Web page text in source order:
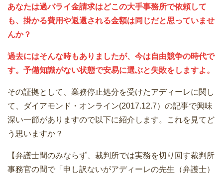
あなたは過バライ金請求はどこの大手事務所で依頼して
も、掛かる費用や返還される金額は同じだと思っていませ
んか？
過去にはそんな時もありましたが、今は自由競争の時代で
す。予備知識がない状態で安易に選ぶと失敗をしますよ。
その証拠として、業務停止処分を受けたアディーレに関し
て、ダイアモンド・オンライン(2017.12.7）の記事で興味
深い一節がありますので以下に紹介します。これを見てど
う思いますか？
【弁護士間のみならず、裁判所では実務を切り回す裁判所
事務官の間で「申し訳ないがアディーレの先生（弁護士）